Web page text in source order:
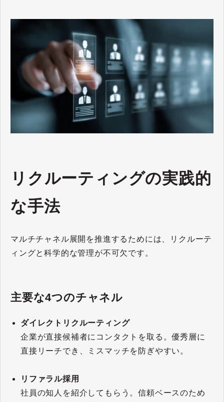
リクルーティングの実践的
な手法
マルチチャネル展開を推進するためには、リクルーテ
ィングと科学的な管理が不可欠です。
主要な4つのチャネル
ダイレクトリクルーティング
企業が直接候補者にコンタクトを取る。優秀層に
直接リーチでき、ミスマッチを防ぎやすい。
リファラル採用
社員の知人を紹介してもらう。信頼ベースのため